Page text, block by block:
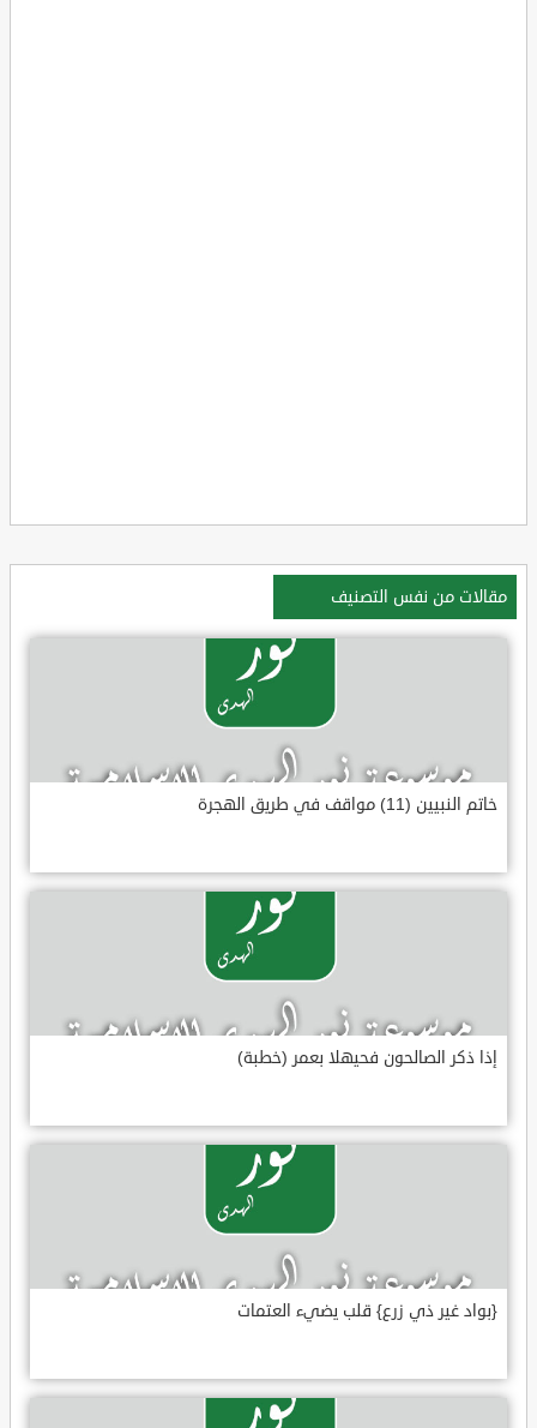
مقالات من نفس التصنيف
خاتم النبيين (11) مواقف في طريق الهجرة
إذا ذكر الصالحون فحيهلا بعمر (خطبة)
{بواد غير ذي زرع} قلب يضيء العتمات